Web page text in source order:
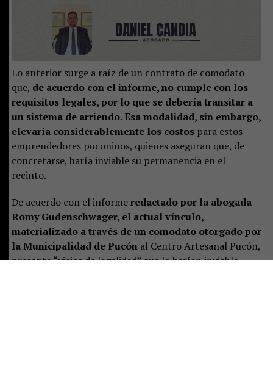
Lo anterior surge a raíz de un contrato de comodato
que, de acuerdo con el informe, no cumple con los
requisitos legales, por lo que se debería transitar a
un sistema de arriendo. Esa modalidad, sin embargo,
elevaría considerablemente los costospara estos
emprendedores puconinos, quienes aseguran que, de
concretarse, haría inviable su permanencia en el
recinto.
De acuerdo con el informeredactado por la abogada
Romy Gudenschwager, el actual vínculo,
materializado a través de un comodato otorgado por
la Municipalidad de Pucónal Centro Artesanal Pucón,
presenta “vicios de legalidad” que lo harían inviable.